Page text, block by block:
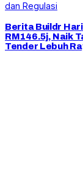
dan Regulasi
Berita Buildr
RM146.5j, Naik
Tender Lebuh